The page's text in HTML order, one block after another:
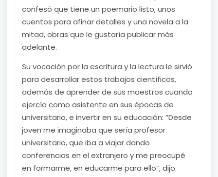
confesó que tiene un poemario listo, unos
cuentos para afinar detalles y una novela a la
mitad, obras que le gustaría publicar más
adelante.
Su vocación por la escritura y la lectura le sirvió
para desarrollar estos trabajos científicos,
además de aprender de sus maestros cuando
ejercía como asistente en sus épocas de
universitario, e invertir en su educación: “Desde
joven me imaginaba que sería profesor
universitario, que iba a viajar dando
conferencias en el extranjero y me preocupé
en formarme, en educarme para ello”, dijo.